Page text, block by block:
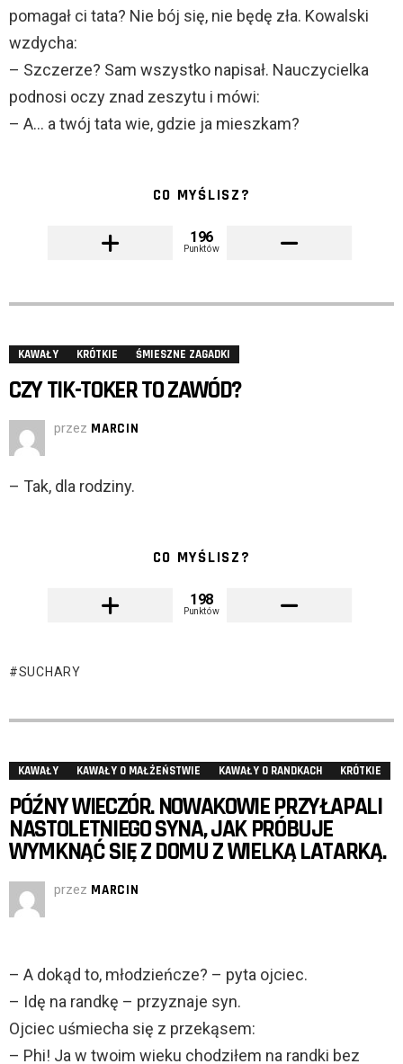
pomagał ci tata? Nie bój się, nie będę zła. Kowalski
wzdycha:
– Szczerze? Sam wszystko napisał. Nauczycielka
podnosi oczy znad zeszytu i mówi:
– A… a twój tata wie, gdzie ja mieszkam?
CO MYŚLISZ?
196
Punktów
KAWAŁY KRÓTKIE ŚMIESZNE ZAGADKI
CZY TIK-TOKER TO ZAWÓD?
przez MARCIN
– Tak, dla rodziny.
CO MYŚLISZ?
198
Punktów
SUCHARY
KAWAŁY KAWAŁY O MAŁŻEŃSTWIE KAWAŁY O RANDKACH KRÓTKIE
PÓŹNY WIECZÓR. NOWAKOWIE PRZYŁAPALI
NASTOLETNIEGO SYNA, JAK PRÓBUJE
WYMKNĄĆ SIĘ Z DOMU Z WIELKĄ LATARKĄ.
przez MARCIN
– A dokąd to, młodzieńcze? – pyta ojciec.
– Idę na randkę – przyznaje syn.
Ojciec uśmiecha się z przekąsem:
– Phi! Ja w twoim wieku chodziłem na randki bez